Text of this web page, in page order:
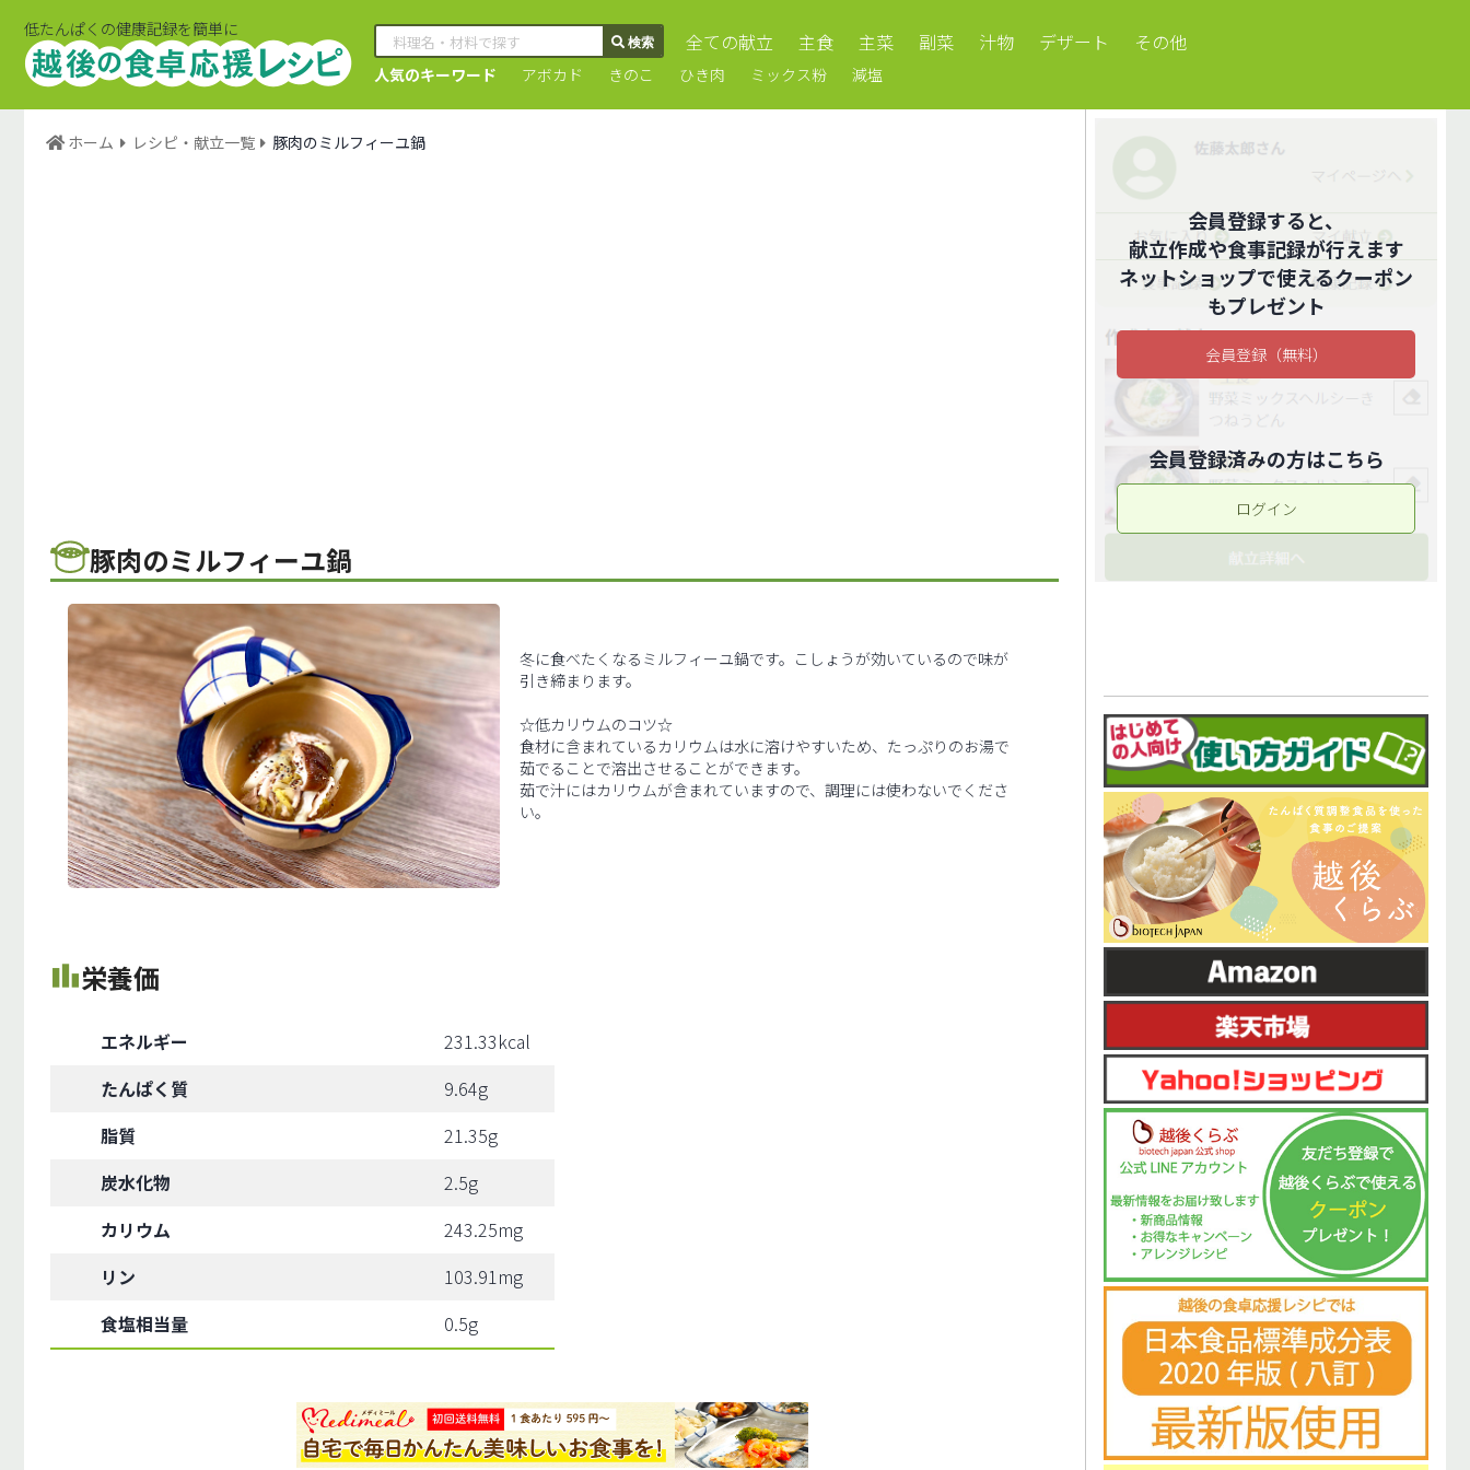
低たんぱくの健康記録を簡単に
全ての献立 主食 主菜 副菜 汁物 デザート その他
人気のキーワード アボカド きのこ ひき肉 ミックス粉 減塩
ホーム レシピ・献立一覧 豚肉のミルフィーユ鍋
豚肉のミルフィーユ鍋
冬に食べたくなるミルフィーユ鍋です。こしょうが効いているので味が
引き締まります。
☆低カリウムのコツ☆
食材に含まれているカリウムは水に溶けやすいため、たっぷりのお湯で
茹でることで溶出させることができます。
茹で汁にはカリウムが含まれていますので、調理には使わないでくださ
い。
栄養価
エネルギー
231.33kcal
たんぱく質
9.64g
脂質
21.35g
炭水化物
2.5g
カリウム
243.25mg
リン
103.91mg
食塩相当量
0.5g
会員登録すると、
献立作成や食事記録が行えます
ネットショップで使えるクーポン
もプレゼント
会員登録（無料）
会員登録済みの方はこちら
ログイン